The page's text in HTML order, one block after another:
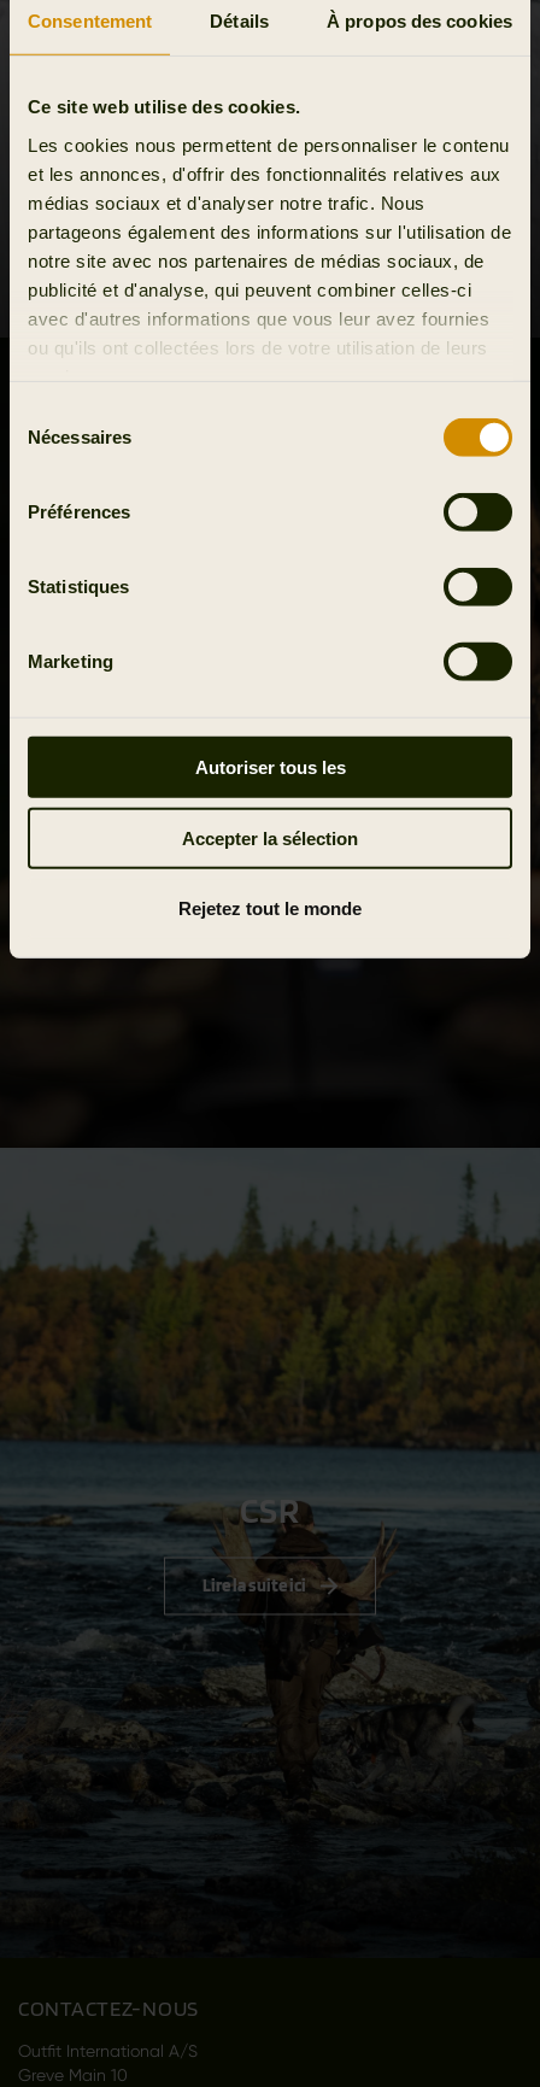
Consentement Détails À propos des cookies
Ce site web utilise des cookies.
Les cookies nous permettent de personnaliser le contenu
et les annonces, d'offrir des fonctionnalités relatives aux
médias sociaux et d'analyser notre trafic. Nous
partageons également des informations sur l'utilisation de
notre site avec nos partenaires de médias sociaux, de
publicité et d'analyse, qui peuvent combiner celles-ci
avec d'autres informations que vous leur avez fournies
ou qu'ils ont collectées lors de votre utilisation de leurs
Nécessaires
Préférences
Statistiques
Marketing
Autoriser tous les
Accepter la sélection
Rejetez tout le monde
Voir tout le contenu
CSR
Lire la suite ici
CONTACTEZ-NOUS
Outfit International A/S
Greve Main 10